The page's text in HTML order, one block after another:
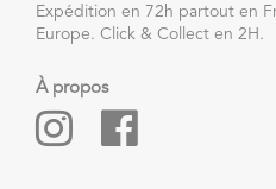
Expédition en 72h partout en
Europe. Click & Collect en 2H.
À propos